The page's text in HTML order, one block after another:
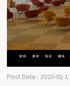
Post Date : 2020-01-